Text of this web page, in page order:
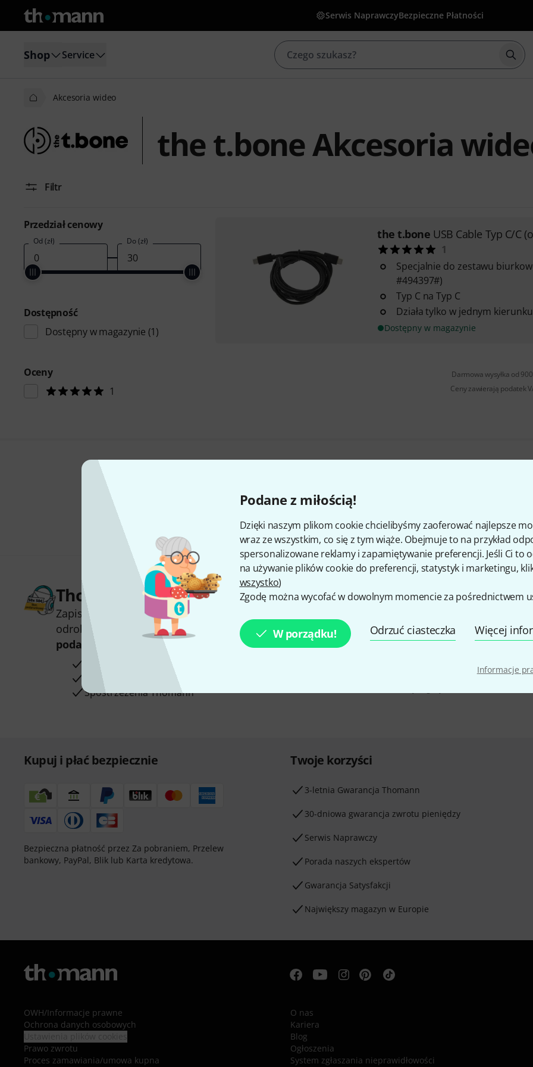
Podane z miłością!
Dzięki naszym plikom cookie chcielibyśmy zaoferować najlepsze
wraz ze wszystkim, co się z tym wiąże. Obejmuje to na przykład
spersonalizowane reklamy i zapamiętywanie preferencji. Jeśli Ci to
na używanie plików cookie do preferencji, statystyk i marketingu,
wszystko)
Zgodę można wycofać w dowolnym momencie za pośrednictwem
W porządku! Odrzuć ciasteczka Więcej
Informacje
Serwis NaprawczyBezpieczne Płatności
Shop Service
Akcesoria wideo
the t.bone Akcesoria
Filtr
Przedział cenowy
Od (zł) Do (zł)
Dostępność
Dostępny w magazynie (1)
Oceny
1
the t.bone USB Cable Typ C/C
1
Specjalnie do zestawu
#494397#)
Typ C na Typ C
Działa tylko w jednym kierunku
Dostępny w magazynie
Darmowa wysyłka od 900
Ceny zawierają podatek
Udostępnij
Thomann Newsletter
Zapisz się do Thomann Newsletter w języku polskim, a przy
odrobinie szczęścia możesz wygrać jeden z50 bonów
podarunkowych
warty
Spostrzeżenia Thomann
Klikając na „Zapisz się teraz”,
elektroniczną. Możesz zrezygnować z
można znaleźć w naszychwytycznych
Kupuj i płać bezpiecznie
Bezpieczna płatność przez Za pobraniem, Przelew
bankowy, PayPal, Blik lub Karta kredytowa.
Twoje korzyści
3-letnia Gwarancja Thomann
30-dniowa gwarancja zwrotu pieniędzy
Serwis Naprawczy
Porada naszych ekspertów
Gwarancja Satysfakcji
Największy magazyn w Europie
OWH/Informacje prawne
Ochrona danych osobowych
Prawo zwrotu
Proces zamawiania/umowa kupna
O nas
Kariera
Blog
Ogłoszenia
System zgłaszania nieprawidłowości